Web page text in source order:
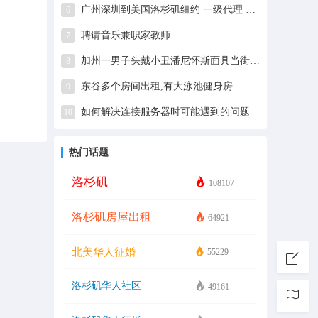
6 广州深圳到美国洛杉矶纽约 一级代理 海运整柜到港
7 聘请音乐兼职家教师
加州一男子头戴小丑潘尼怀斯面具当街性侵女子
9 东谷多个房间出租,有大泳池健身房
如何解决连接服务器时可能遇到的问题
热门话题
洛杉矶 108107
洛杉矶房屋出租 64921
北美华人征婚 55229
洛杉矶华人社区 49161